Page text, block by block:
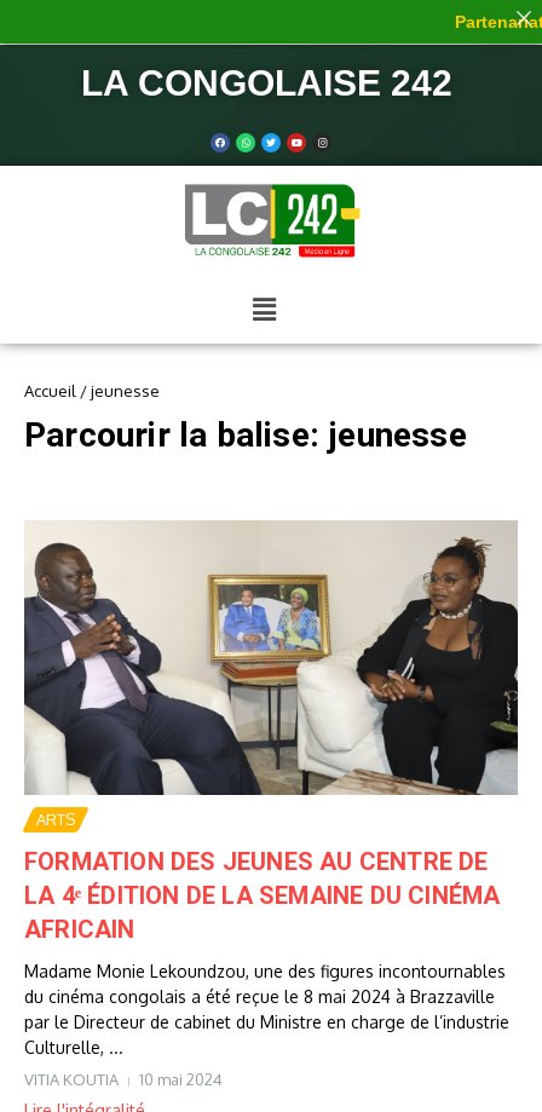
LA CONGOLAISE 242
Accueil /jeunesse
Parcourir la balise: jeunesse
ARTS
FORMATION DES JEUNES AU CENTRE DE
LA 4ᵉ ÉDITION DE LA SEMAINE DU CINÉMA
AFRICAIN
Madame Monie Lekoundzou, une des figures incontournables
du cinéma congolais a été reçue le 8 mai 2024 à Brazzaville
par le Directeur de cabinet du Ministre en charge de l’industrie
Culturelle, ...
VITIA KOUTIA 10 mai 2024
Partenariat